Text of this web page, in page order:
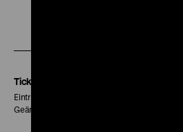
Tickets
Eintritt 5 €
Geänderte Preise sind im Programm vermerkt.